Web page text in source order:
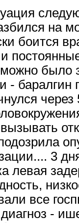
на
боится
было
-
3
левая
все
-